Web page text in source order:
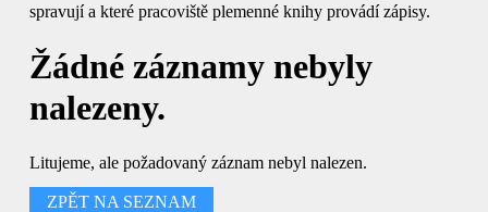
spravují a které pracoviště plemenné knihy provádí zápisy.
Žádné záznamy nebyly
nalezeny.
Litujeme, ale požadovaný záznam nebyl nalezen.
ZPĚT NA SEZNAM